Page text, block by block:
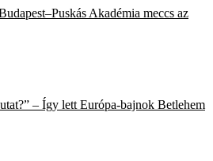
Akadémia meccs az
– Így lett Európa-bajnok Betlehem